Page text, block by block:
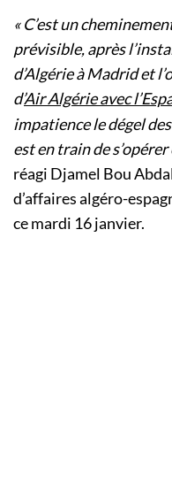
« C’est un
prévisible, après
d’Algérie à Madrid et
d’Air Algérie avec
impatience le dégel
est en train de
réagi Djamel Bou
d’affaires algéro-
ce mardi 16 janvier.